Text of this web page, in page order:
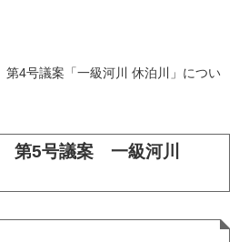
第4号議案「一級河川 休泊川」につい
第5号議案 一級河川